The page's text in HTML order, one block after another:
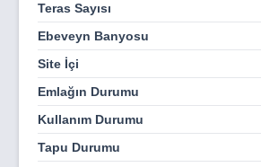
SİTE İÇERİSİNDE;
YEŞİL ALANLAR, ÇARDAK VE SÜS
ÇOCUK PARKI
BASKOTBOL-FUTBOL SAHASI
KAPALI BİSİKLET PARKI
Teras Sayısı
Ebeveyn Banyosu
Site İçi
Emlağın Durumu
Kullanım Durumu
Tapu Durumu